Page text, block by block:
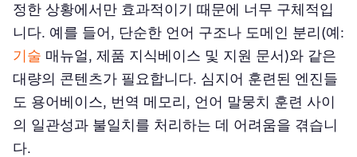
정한 상황에서만 효과적이기 때문에 너무 구체적입
니다. 예를 들어, 단순한 언어 구조나 도메인 분리(예:
기술 매뉴얼, 제품 지식베이스 및 지원 문서)와 같은
대량의 콘텐츠가 필요합니다. 심지어 훈련된 엔진들
도 용어베이스, 번역 메모리, 언어 말뭉치 훈련 사이
의 일관성과 불일치를 처리하는 데 어려움을 겪습니
다.